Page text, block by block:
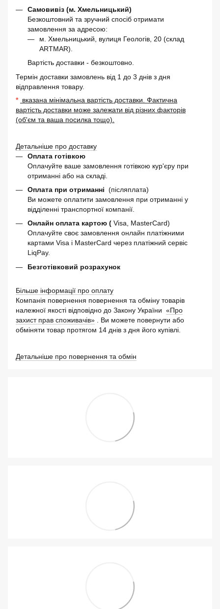
Самовивіз (м. Хмельницький)
Безкоштовний та зручний спосіб отримати
замовлення за адресою:
м. Хмельницький, вулиця Геологів, 20 (склад
ARTMAR).
Вартість доставки - безкоштовно.
Термін доставки замовлень від 1 до 3 днів з дня
відправлення товару.
* вказана мінімальна вартість доставки. Фактична
вартість доставки може залежати від різних факторів
(об'єм та ваша посилка тощо).
Детальніше про доставку
Оплата готівкою
Оплачуйте ваше замовлення готівкою кур'єру при
отриманні або на складі.
Оплата при отриманні (післяплата)
Ви можете оплатити замовлення при отриманні у
відділенні транспортної компанії.
Онлайн оплата картою ( Visa, MasterCard)
Оплачуйте своє замовлення онлайн платіжними
картами Visa і MasterCard через платіжний сервіс
LiqPay.
Безготівковий розрахунок
Більше інформації про оплату
Компанія повернення повернення та обміну товарів
належної якості відповідно до Закону України «Про
захист прав споживачів» . Ви можете повернути або
обміняти товар протягом 14 днів з дня його купівлі.
Детальніше про повернення та обмін